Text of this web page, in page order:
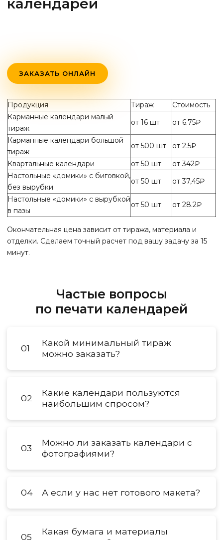
календарей
ЗАКАЗАТЬ ОНЛАЙН
Продукция Тираж
Стоимость
Карманные календари малый
тираж
от 16 шт
от 6.75₽
Карманные календари большой
тираж
от 500 шт
от 2.5₽
Квартальные календари
от 50 шт
от 342₽
Настольные «домики» с биговкой,
без вырубки
от 50 шт
от 37,45₽
Настольные «домики» с вырубкой
в пазы
от 50 шт от 28.2₽
Окончательная цена зависит от тиража, материала и
отделки. Сделаем точный расчет под вашу задачу за 15
минут.
Частые вопросы
по печати календарей
01
Какой минимальный тираж
можно заказать?
02
Какие календари пользуются
наибольшим спросом?
03
Можно ли заказать календари с
фотографиями?
04 А если у нас нет готового макета?
05
Какая бумага и материалы